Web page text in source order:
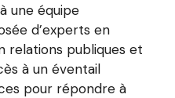
une équipe
d’experts en
relations publiques et
à un éventail
pour répondre à